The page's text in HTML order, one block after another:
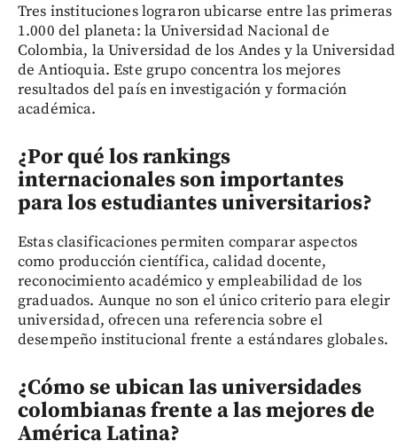
Tres instituciones lograron ubicarse entre las primeras
1.000 del planeta: la Universidad Nacional de
Colombia, la Universidad de los Andes y la Universidad
de Antioquia. Este grupo concentra los mejores
resultados del país en investigación y formación
académica.
¿Por qué los rankings
internacionales son importantes
para los estudiantes universitarios?
Estas clasificaciones permiten comparar aspectos
como producción científica, calidad docente,
reconocimiento académico y empleabilidad de los
graduados. Aunque no son el único criterio para elegir
universidad, ofrecen una referencia sobre el
desempeño institucional frente a estándares globales.
¿Cómo se ubican las universidades
colombianas frente a las mejores de
América Latina?